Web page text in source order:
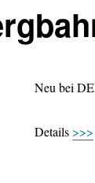
Neu bei
Details >>>